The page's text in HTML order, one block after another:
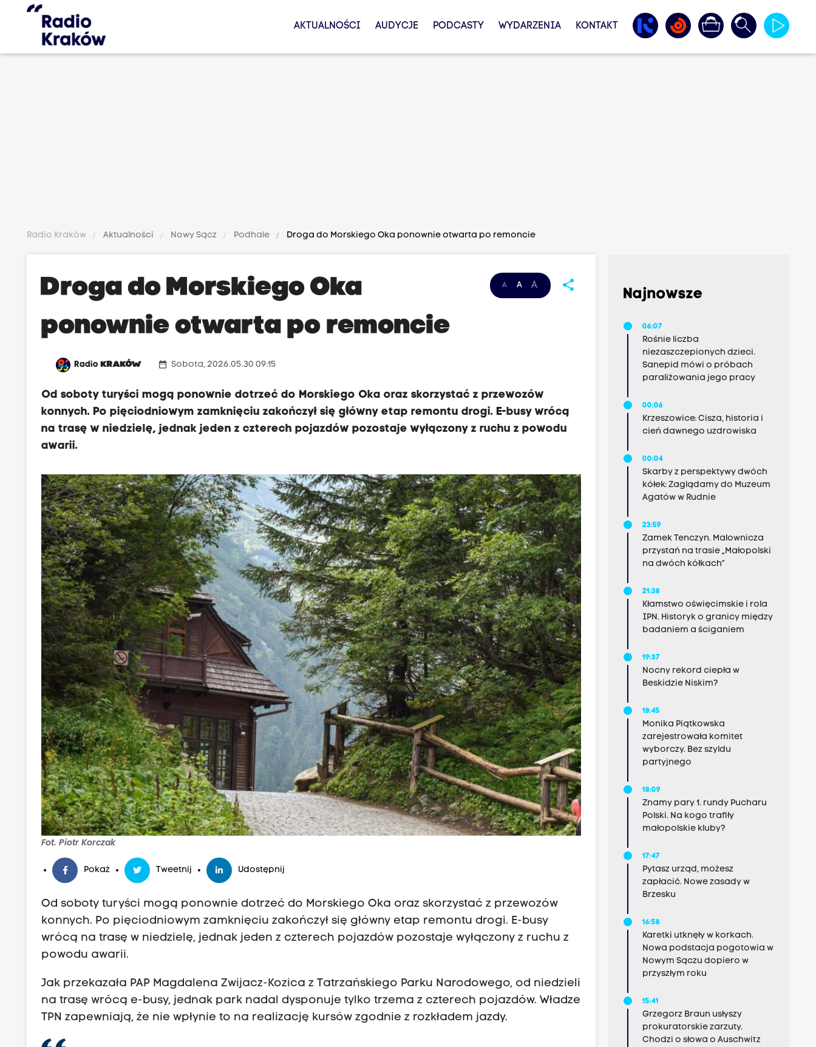
AKTUALNOŚCI AUDYCJE PODCASTY WYDARZENIA KONTAKT
Radio Kraków Aktualności Nowy Sącz Podhale Droga do Morskiego Oka ponownie otwarta po remoncie
A A A share
Droga do Morskiego Oka
ponownie otwarta po remoncie
RadioKRAKÓW date_range Sobota, 2026.05.30 09:15
Od soboty turyści mogą ponownie dotrzeć do Morskiego Oka oraz skorzystać z przewozów
konnych. Po pięciodniowym zamknięciu zakończył się główny etap remontu drogi. E-busy wrócą
na trasę w niedzielę, jednak jeden z czterech pojazdów pozostaje wyłączony z ruchu z powodu
awarii.
Fot. Piotr Korczak
Pokaż Tweetnij Udostępnij
Od soboty turyści mogą ponownie dotrzeć do Morskiego Oka oraz skorzystać z przewozów
konnych. Po pięciodniowym zamknięciu zakończył się główny etap remontu drogi. E-busy
wrócą na trasę w niedzielę, jednak jeden z czterech pojazdów pozostaje wyłączony z ruchu z
powodu awarii.
Jak przekazała PAP Magdalena Zwijacz-Kozica z Tatrzańskiego Parku Narodowego, od niedzieli
na trasę wrócą e-busy, jednak park nadal dysponuje tylko trzema z czterech pojazdów. Władze
TPN zapewniają, że nie wpłynie to na realizację kursów zgodnie z rozkładem jazdy.
Najnowsze
06:07
Rośnie liczba
niezaszczepionych dzieci.
Sanepid mówi o próbach
paraliżowania jego pracy
00:06
Krzeszowice: Cisza, historia i
cień dawnego uzdrowiska
00:04
Skarby z perspektywy dwóch
kółek: Zaglądamy do Muzeum
Agatów w Rudnie
23:59
Zamek Tenczyn. Malownicza
przystań na trasie „Małopolski
na dwóch kółkach”
21:38
Kłamstwo oświęcimskie i rola
IPN. Historyk o granicy między
badaniem a ściganiem
19:37
Nocny rekord ciepła w
Beskidzie Niskim?
18:45
Monika Piątkowska
zarejestrowała komitet
wyborczy. Bez szyldu
partyjnego
18:09
Znamy pary 1. rundy Pucharu
Polski. Na kogo trafiły
małopolskie kluby?
17:47
Pytasz urząd, możesz
zapłacić. Nowe zasady w
Brzesku
16:58
Karetki utknęły w korkach.
Nowa podstacja pogotowia w
Nowym Sączu dopiero w
przyszłym roku
15:41
Grzegorz Braun usłyszy
prokuratorskie zarzuty.
Chodzi o słowa o Auschwitz